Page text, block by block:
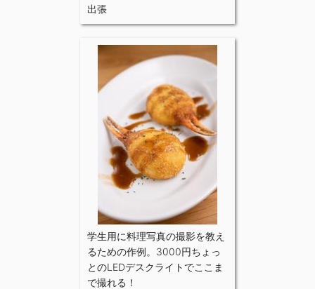
出張
学生用に料理写真の撮影を教え
るための作例。3000円ちょっ
とのLEDデスクライトでここま
で撮れる！